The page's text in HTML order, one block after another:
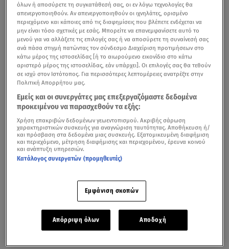
Βαρύ είναι το κατηγορητήριο για τον 44χρονο Νορβηγό
που σκότωσε τον
αστυνομικό
σε μπυραρία στη
Θεσσαλονίκη. Ο δράστης οδηγήθηκε το πρωί στον
όλων ή αποσύρετε τη συγκατάθεσή σας, οι εν λόγω τεχνολογίες θα
απενεργοποιηθούν. Αν απενεργοποιηθούν οι ιχνηλάτες, ορισμένο
περιεχόμενο και κάποιες από τις διαφημίσεις που βλέπετε ενδέχεται να
μην είναι τόσο σχετικές με εσάς. Μπορείτε να επανεμφανίσετε αυτό το
μενού για να αλλάξετε τις επιλογές σας ή να αποσύρετε τη συναίνεσή σας
ανά πάσα στιγμή πατώντας τον σύνδεσμο Διαχείριση προτιμήσεων στο
κάτω μέρος της ιστοσελίδας [ή το αιωρούμενο εικονίδιο στο κάτω
αριστερό μέρος της ιστοσελίδας, εάν υπάρχει]. Οι επιλογές σας θα τεθούν
σε ισχύ στον Ιστότοπος. Για περισσότερες λεπτομέρειες ανατρέξτε στην
Πολιτική Απορρήτου μας.
Εμείς και οι συνεργάτες μας επεξεργαζόμαστε δεδομένα
προκειμένου να παρασχεθούν τα εξής:
Χρήση επακριβών δεδομένων γεωεντοπισμού. Ακριβής σάρωση
χαρακτηριστικών συσκευής για αναγνώριση ταυτότητας. Αποθήκευση ή/
και πρόσβαση στα δεδομένα μιας συσκευής. Εξατομικευμένη διαφήμιση
και περιεχόμενο, μέτρηση διαφήμισης και περιεχομένου, έρευνα κοινού
και ανάπτυξη υπηρεσιών.
Κατάλογος συνεργατών (προμηθευτές)
Εμφάνιση σκοπών
Απόρριψη όλων Αποδοχή